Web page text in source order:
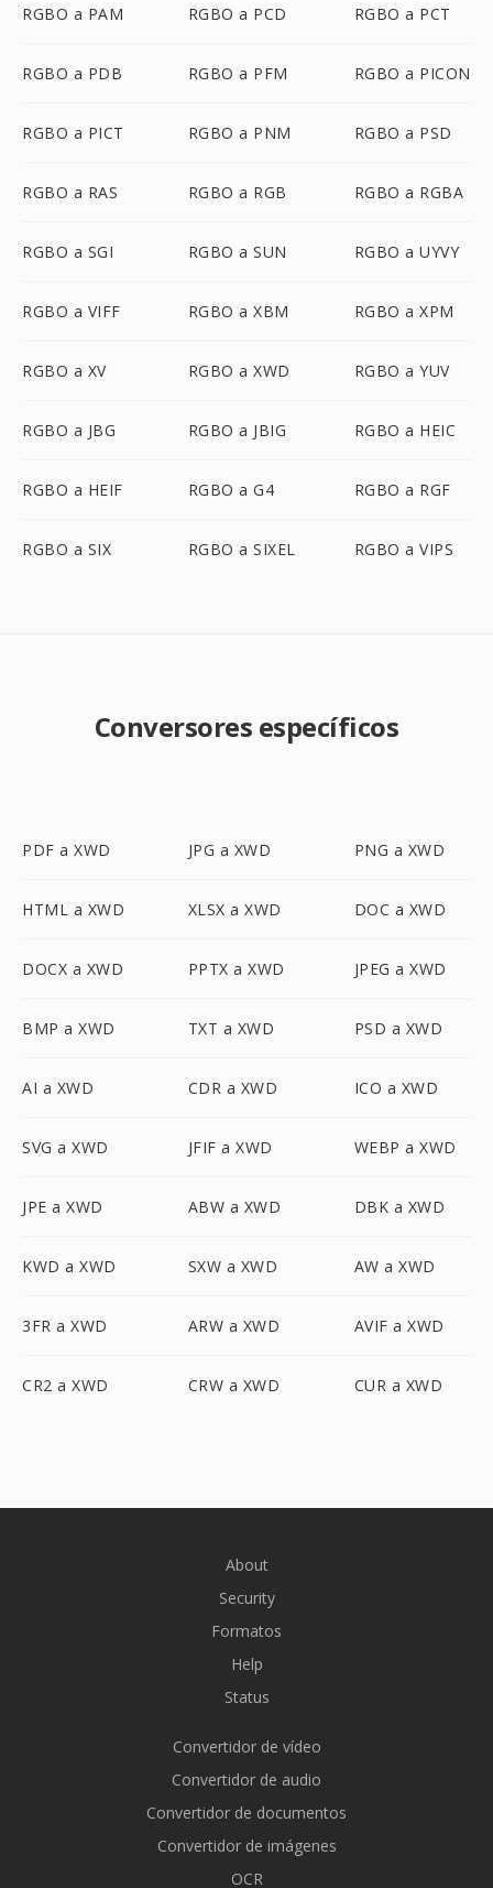
RGBO a PAM RGBO a PCD RGBO a PCT
RGBO a PDB RGBO a PFM RGBO a PICON
RGBO a PICT RGBO a PNM RGBO a PSD
RGBO a RAS RGBO a RGB RGBO a RGBA
RGBO a SGI RGBO a SUN RGBO a UYVY
RGBO a VIFF RGBO a XBM RGBO a XPM
RGBO a XV RGBO a XWD RGBO a YUV
RGBO a JBG RGBO a JBIG RGBO a HEIC
RGBO a HEIF RGBO a G4 RGBO a RGF
RGBO a SIX RGBO a SIXEL RGBO a VIPS
Conversores específicos
PDF a XWD JPG a XWD PNG a XWD
HTML a XWD XLSX a XWD DOC a XWD
DOCX a XWD PPTX a XWD JPEG a XWD
BMP a XWD TXT a XWD PSD a XWD
AI a XWD CDR a XWD ICO a XWD
SVG a XWD JFIF a XWD WEBP a XWD
JPE a XWD ABW a XWD DBK a XWD
KWD a XWD SXW a XWD AW a XWD
3FR a XWD ARW a XWD AVIF a XWD
CR2 a XWD CRW a XWD CUR a XWD
About
Security
Formatos
Help
Status
Convertidor de vídeo
Convertidor de audio
Convertidor de documentos
Convertidor de imágenes
OCR